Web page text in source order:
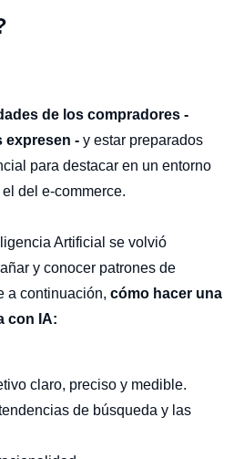
de los compradores -
expresen - y estar preparados
para destacar en un entorno
del e-commerce.
Artificial se volvió
y conocer patrones de
a continuación, cómo hacer una
con IA:
claro, preciso y medible.
de búsqueda y las